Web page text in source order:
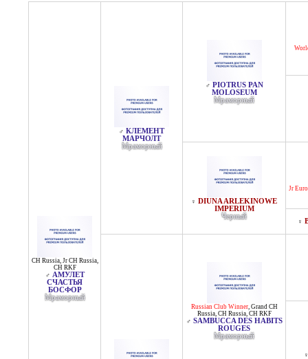
CH Russia, Jr CH Russia,
CH RKF
♂ АМУЛЕТ
СЧАСТЬЯ
БОСФОР
Мраморный
♂ КЛЕМЕНТ
МАРЧОЛТ
Мраморный
♂ PIOTRUS PAN
MOLOSEUM
Мраморный
♀ DIUNA ARLEKINOWE
IMPERIUM
Черный
Jr
♀
Russian Club Winner, Grand CH
Russia, CH Russia, CH RKF
♂ SAMBUCCA DES HABITS
ROUGES
Мраморный
♀